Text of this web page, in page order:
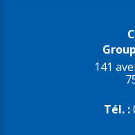
141
Tél. :